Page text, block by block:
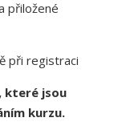
přiložené
při registraci
které jsou
kurzu.